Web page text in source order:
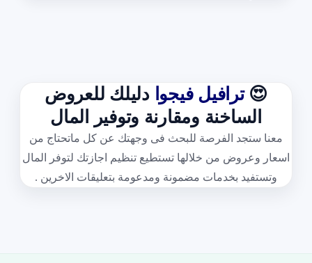
😍ترافيل فيجوا دليلك للعروض
الساخنة ومقارنة وتوفير المال
معنا ستجد الفرصة للبحث فى وجهتك عن كل ماتحتاج من
اسعار وعروض من خلالها تستطيع تنظيم اجازتك لتوفر المال
وتستفيد بخدمات مضمونة ومدعومة بتعليقات الاخرين .